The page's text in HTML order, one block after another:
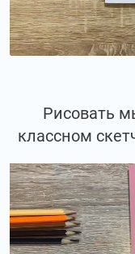
Рисовать
классном